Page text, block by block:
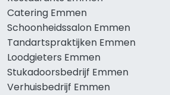
Catering Emmen
Schoonheidssalon Emmen
Tandartspraktijken Emmen
Loodgieters Emmen
Stukadoorsbedrijf Emmen
Verhuisbedrijf Emmen